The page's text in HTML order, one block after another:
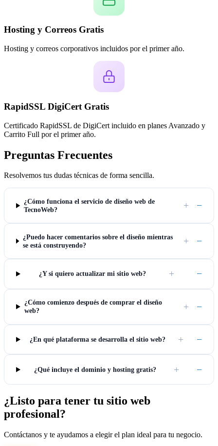
Hosting y Correos Gratis
Hosting y correos corporativos incluidos por el primer año.
RapidSSL DigiCert Gratis
Certificado RapidSSL de DigiCert incluido en planes Avanzado y
Carrito Full por el primer año.
Preguntas Frecuentes
Resolvemos tus dudas técnicas de forma sencilla.
¿Cómo funciona el servicio de diseño web de
TecnoWeb?
+ −
¿Puedo hacer comentarios sobre el diseño mientras
se está construyendo?
+ −
¿Y si quiero actualizar mi sitio web? + −
¿Cómo comienzo después de comprar el diseño
web?
+ −
¿En qué plataforma se desarrolla el sitio web? + −
¿Qué incluye el dominio y hosting gratis? + −
¿Listo para tener tu sitio web
profesional?
Contáctanos y te ayudamos a elegir el plan ideal para tu negocio.